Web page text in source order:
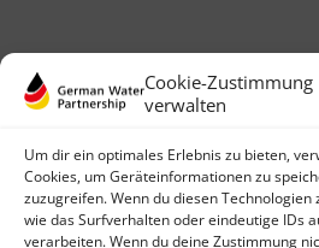
Cookie-Zustimmung
verwalten
Um dir ein optimales Erlebnis zu bieten,
Cookies, um Geräteinformationen zu
zuzugreifen. Wenn du diesen
wie das Surfverhalten oder eindeutige IDs
verarbeiten. Wenn du deine Zustimmung
German Water Partnership e.V.